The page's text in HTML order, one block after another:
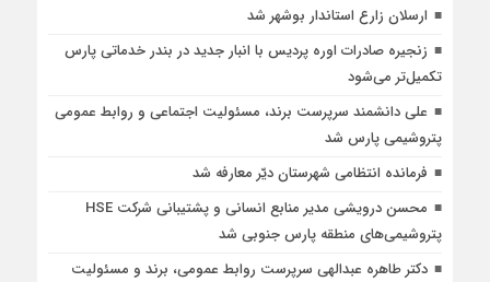
ارسلان زارع استاندار بوشهر شد
زنجیره صادرات اوره پردیس با انبار جدید در بندر خدماتی پارس
تکمیل‌تر می‌شود
علی دانشمند سرپرست برند، مسئولیت اجتماعی و روابط عمومی
پتروشیمی پارس شد
فرمانده انتظامی شهرستان دیّر معارفه شد
محسن درویشی مدیر منابع انسانی و پشتیبانی شرکت HSE
پتروشیمی‌های منطقه پارس جنوبی شد
دکتر طاهره عبدالهی سرپرست روابط عمومی، برند و مسئولیت